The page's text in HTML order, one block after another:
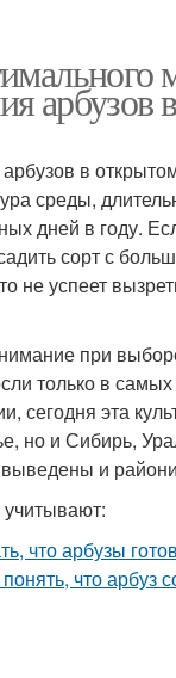
арбузов
в
среды,
дней в году.
сорт с
не успеет
при
только в
сегодня эта
но и Сибирь,
выведены и